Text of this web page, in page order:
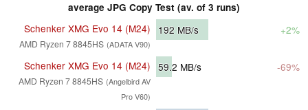
average JPG Copy Test (av. of 3 runs)
Schenker XMG Evo 14 (M24)
AMD Ryzen 7 8845HS (ADATA V90)
192 MB/s +2%
Schenker XMG Evo 14 (M24)
AMD Ryzen 7 8845HS (Angelbird AV
Pro V60)
59.2 MB/s -69%